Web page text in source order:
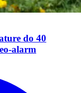
do 40
alarm